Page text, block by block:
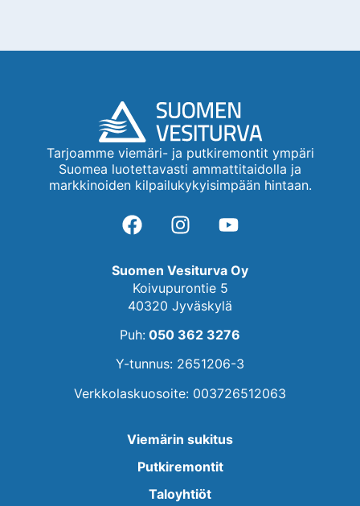
Tarjoamme viemäri- ja putkiremontit ympäri
Suomea luotettavasti ammattitaidolla ja
markkinoiden kilpailukykyisimpään hintaan.
Suomen Vesiturva Oy
Koivupurontie 5
40320 Jyväskylä
Puh: 050 362 3276
Y-tunnus: 2651206-3
Verkkolaskuosoite: 003726512063
Viemärin sukitus
Putkiremontit
Taloyhtiöt